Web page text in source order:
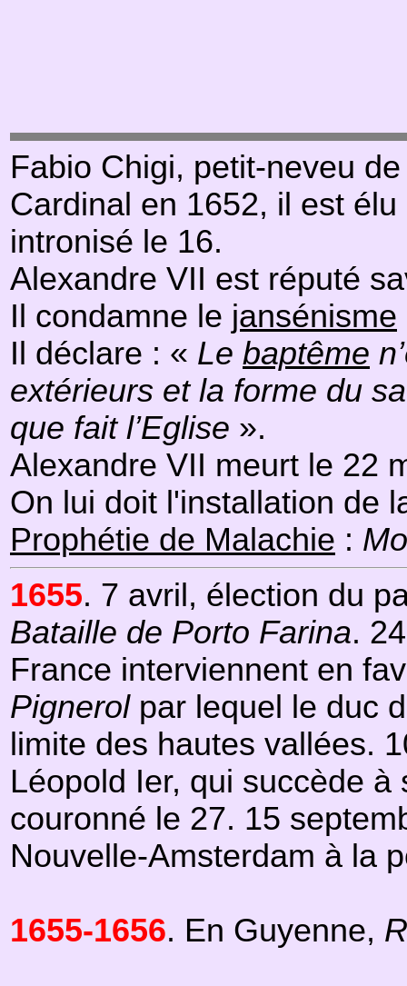
Fabio Chigi, petit-neveu
Cardinal en 1652, il est
intronisé le 16.
Alexandre VII est réputé
Il condamne le jansénisme
Il déclare : « Le baptême
extérieurs et la forme du
que fait l’Eglise ».
Alexandre VII meurt le 22
On lui doit l'installation de
Prophétie de Malachie :
1655. 7 avril, élection du
Bataille de Porto Farina.
France interviennent en
Pignerolpar lequel le duc
limite des hautes vallées.
Léopold Ier, qui succède
couronné le 27. 15
Nouvelle-Amsterdam à la
1655-1656. En Guyenne,